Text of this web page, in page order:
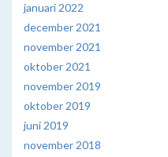
januari 2022
december 2021
november 2021
oktober 2021
november 2019
oktober 2019
juni 2019
november 2018